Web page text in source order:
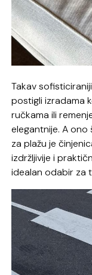
Takav
postigli izradama
ručkama ili
elegantnije. A
za plažu je
izdržljivije i
idealan odabir za